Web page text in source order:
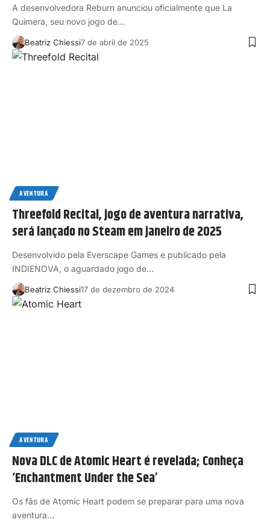
A desenvolvedora Reburn anunciou oficialmente que La
Quimera, seu novo jogo de…
Beatriz Chiessi7 de abril de 2025
AVENTURA
Threefold Recital, jogo de aventura narrativa,
será lançado no Steam em janeiro de 2025
Desenvolvido pela Everscape Games e publicado pela
INDIENOVA, o aguardado jogo de…
Beatriz Chiessi17 de dezembro de 2024
AVENTURA
Nova DLC de Atomic Heart é revelada; Conheça
‘Enchantment Under the Sea’
Os fãs de Atomic Heart podem se preparar para uma nova
aventura…